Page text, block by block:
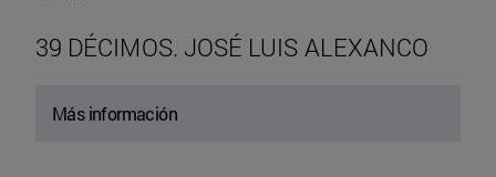
39 DÉCIMOS. JOSÉ LUIS ALEXANCO
Más información